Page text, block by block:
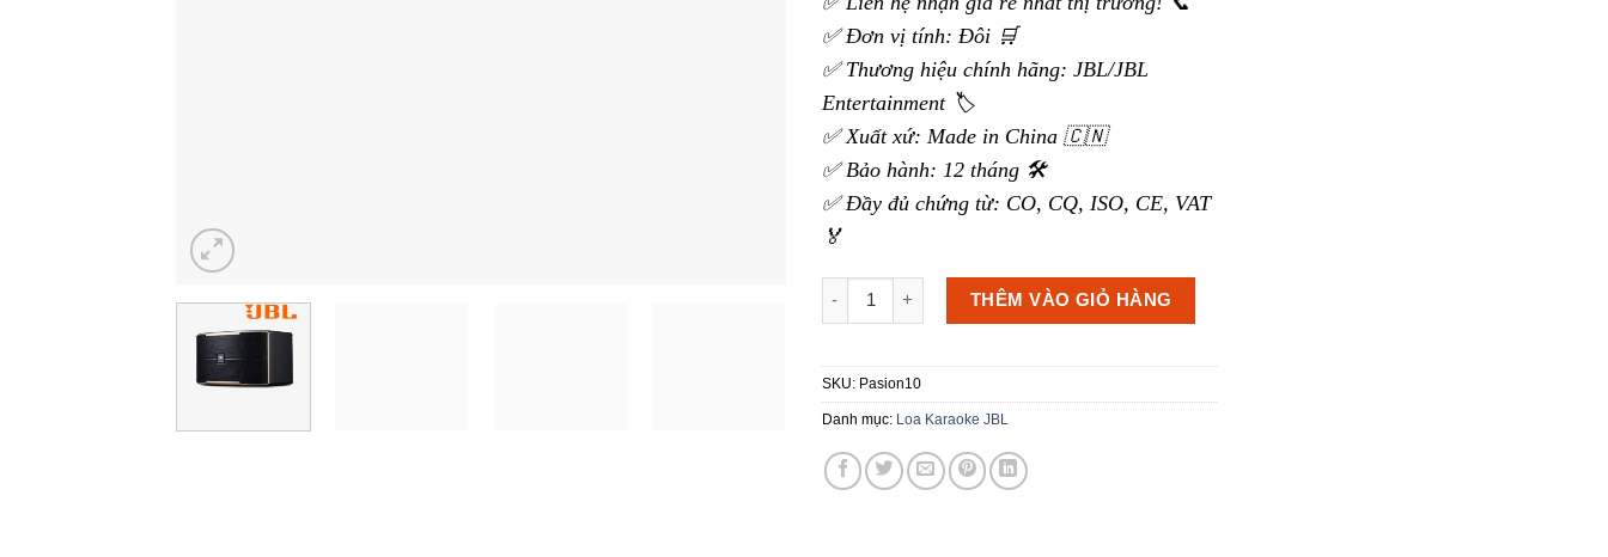
✅ Đơn vị tính: Đôi 🛒
✅ Thương hiệu chính hãng: JBL/JBL
Entertainment 🏷️
✅ Xuất xứ: Made in China 🇨🇳
✅ Bảo hành: 12 tháng 🛠️
✅ Đầy đủ chứng từ: CO, CQ, ISO, CE, VAT
🏅
Loa karaoke JBL Pasion 10 số lượng
THÊM VÀO GIỎ HÀNG
SKU: Pasion10
Danh mục: Loa Karaoke JBL